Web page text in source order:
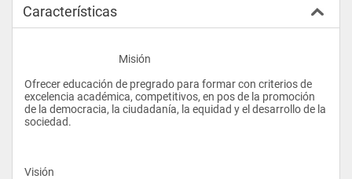
Características
					Misión
Ofrecer educación de pregrado para formar con criterios de
excelencia académica, competitivos, en pos de la promoción
de la democracia, la ciudadanía, la equidad y el desarrollo de la
sociedad.
Visión